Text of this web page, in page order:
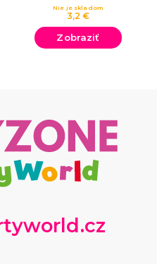
3,2 €
Nie je skladom
Zobraziť